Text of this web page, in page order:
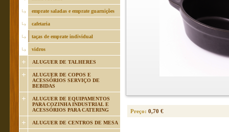
emprate saladas e emprate guarnições
cafetaria
taças de emprate individual
vidros
ALUGUER DE TALHERES
ALUGUER DE COPOS E
ACESSÓRIOS SERVIÇO DE
BEBIDAS
ALUGUER DE EQUIPAMENTOS
PARA COZINHA INDUSTRIAL E
ACESSÓRIOS PARA CATERING
ALUGUER DE CENTROS DE MESA
Preço: 0,70 €